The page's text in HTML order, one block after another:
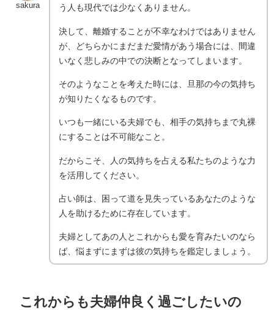
sakura
う人も現代では少なくありません。
決して、離婚することが不幸なわけではありません
が、どちらかにまだまだ愛情があう場合には、間違
いなく悲しみの中での決断となってしまいます。
そのようなことを考えた時には、旦那の今の気持ち
が知りたくなるものです。
いつも一緒にいる夫婦でも、相手の気持ちまで丸裸
にすることは不可能なこと。
だからこそ、人の気持ちを占える私たちのような力
を活用してください。
占い師は、困って道を見失っているあなたのような
人を助けるために存在しています。
夫婦としてあの人とこれからも愛を育みたいのなら
ば、悩まずにまずは彼の気持ちを鑑定しましょう。
これからも夫婦仲良く過ごしたいの